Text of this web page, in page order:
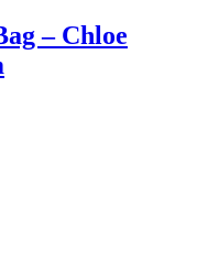
– Chloe